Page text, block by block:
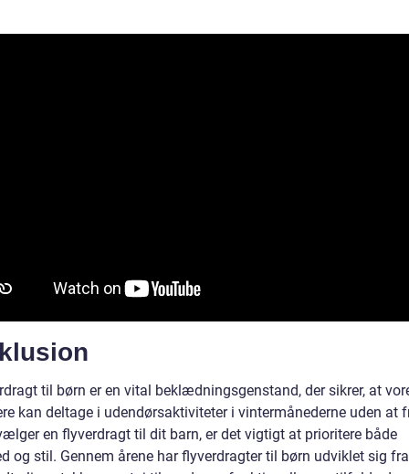
til børn er en vital beklædningsgenstand, der sikrer, at
kan deltage i udendørsaktiviteter i vintermånederne uden at
en flyverdragt til dit barn, er det vigtigt at prioritere både
og stil. Gennem årene har flyverdragter til børn udviklet sig